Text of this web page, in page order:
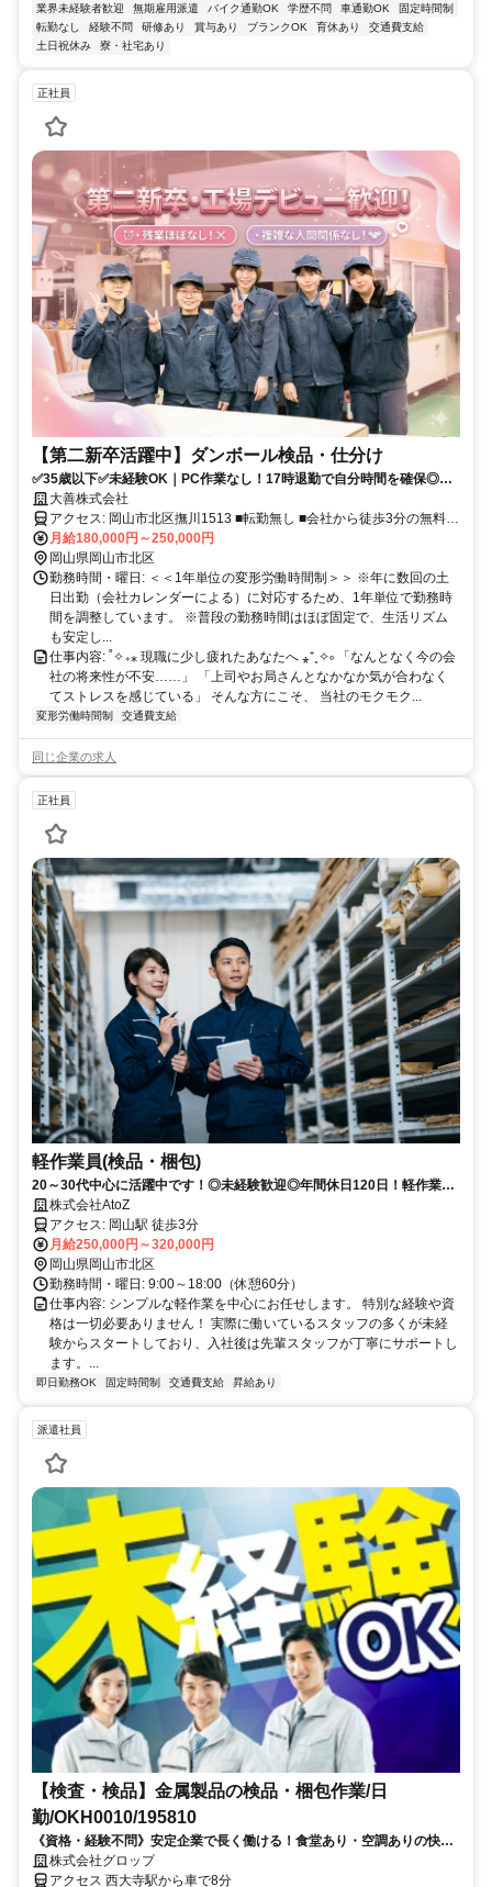
業界未経験者歓迎 無期雇用派遣 バイク通勤OK 学歴不問 車通勤OK
固定時間制
転勤なし
経験不問 研修あり 賞与あり ブランクOK 育休あり
交通費支給
土日祝休み
寮・社宅あり
正社員
【第二新卒活躍中】ダンボール検品・仕分け
✅️35歳以下✅️未経験OK｜PC作業なし！17時退勤で自分時間を確保◎年
休120日／岡山・Uターン歓迎
大善株式会社
アクセス: 岡山市北区撫川1513 ■転勤無し ■会社から徒歩3分の無料駐
車場あり ■「岡山駅」より車で25分 ■車・バイク・自転車・徒歩等 あ
なた様の通いやすい通勤方法でお越しください！
月給180,000円～250,000円
岡山県岡山市北区
勤務時間・曜日: ＜＜1年単位の変形労働時間制＞＞ ※年に数回の土
日出勤（会社カレンダーによる）に対応するため、1年単位で勤務時
間を調整しています。 ※普段の勤務時間はほぼ固定で、生活リズム
も安定し...
仕事内容: ˚✧₊⁎ 現職に少し疲れたあなたへ ⁎⁺˳✧༚ 「なんとなく今の会
社の将来性が不安……」 「上司やお局さんとなかなか気が合わなく
てストレスを感じている」 そんな方にこそ、 当社のモクモク...
変形労働時間制 交通費支給
同じ企業の求人
正社員
軽作業員(検品・梱包)
20～30代中心に活躍中です！◎未経験歓迎◎年間休日120日！軽作業の
簡単作業！
株式会社AtoZ
アクセス: 岡山駅 徒歩3分
月給250,000円～320,000円
岡山県岡山市北区
勤務時間・曜日: 9:00～18:00（休憩60分）
仕事内容: シンプルな軽作業を中心にお任せします。 特別な経験や資
格は一切必要ありません！ 実際に働いているスタッフの多くが未経
験からスタートしており、入社後は先輩スタッフが丁寧にサポートし
ます。...
即日勤務OK 固定時間制 交通費支給 昇給あり
派遣社員
【検査・検品】金属製品の検品・梱包作業/日
勤/OKH0010/195810
《資格・経験不問》安定企業で長く働ける！食堂あり・空調ありの快適
環境【土日祝休み/日勤/駐車場無料】
株式会社グロップ
アクセス 西大寺駅から車で8分